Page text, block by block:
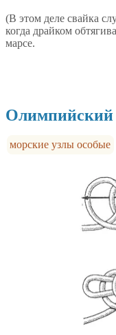
(В этом деле свайка
когда драйком
марсе.
Олимпийский
морские узлы особые